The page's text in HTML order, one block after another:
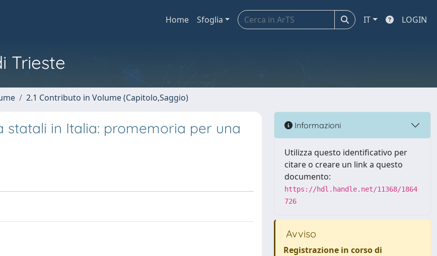
Home Sfoglia IT LOGIN
Trieste
2.1 Contributo in Volume (Capitolo,Saggio)
in Italia: promemoria per una
Informazioni
Utilizza questo identificativo per
citare o creare un link a questo
documento:
https://hdl.handle.net/11368/1864
726
Avviso
Registrazione in corso di